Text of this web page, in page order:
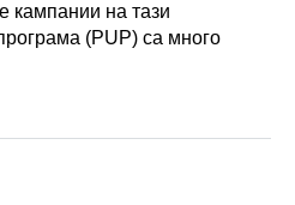
кампании на тази
(PUP) са много